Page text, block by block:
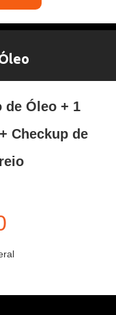
Óleo + 1
Checkup de